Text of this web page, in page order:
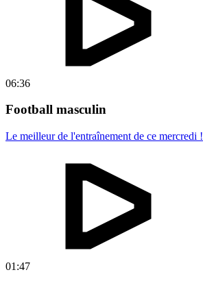
06:36
Football masculin
Le meilleur de l'entraînement de ce mercredi !
01:47